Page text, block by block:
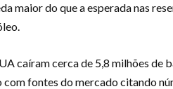
maior do que a esperada nas
caíram cerca de 5,8 milhões de
fontes do mercado citando